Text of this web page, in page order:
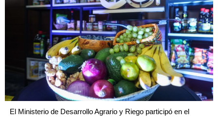
El Ministerio de Desarrollo Agrario y Riego participó en el